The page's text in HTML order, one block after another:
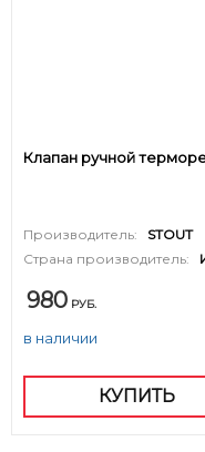
Клапан ручной
Производитель:
STOUT
Страна производитель:
980 РУБ.
в наличии
КУПИТЬ